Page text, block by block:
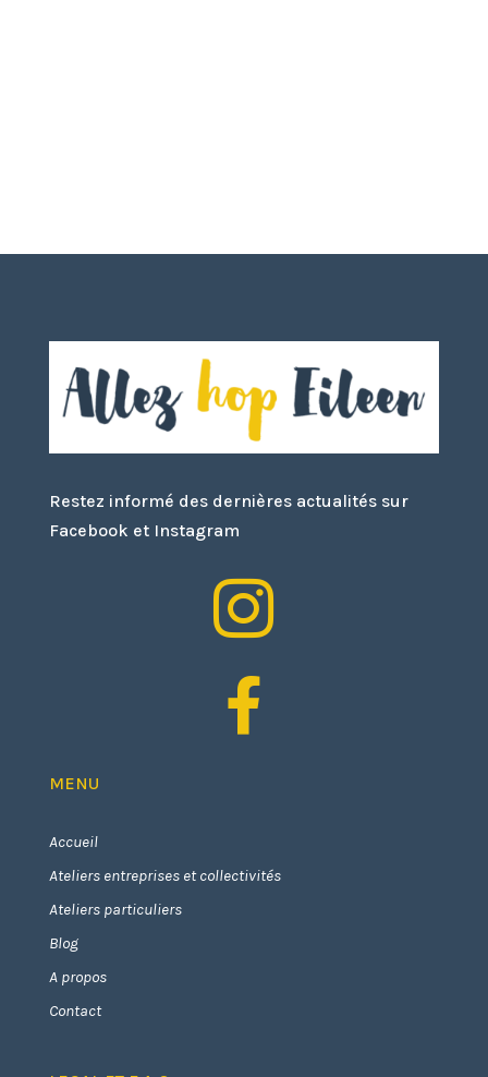
Restez informé des dernières actualités sur
Facebook et Instagram


MENU
Accueil
Ateliers entreprises et collectivités
Ateliers particuliers
Blog
A propos
Contact